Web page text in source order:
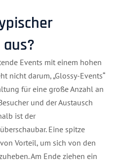
Events mit einem hohen
nicht darum, „Glossy-Events“
für eine große Anzahl an
und der Austausch
ist der
Eine spitze
Vorteil, um sich von den
Am Ende ziehen ein